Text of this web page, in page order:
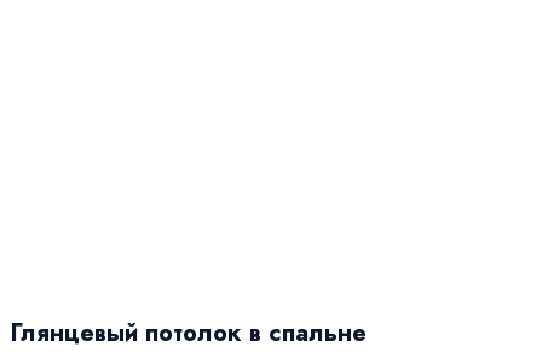
Глянцевый потолок в спальне